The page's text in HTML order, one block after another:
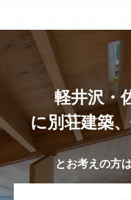
軽井沢・
に別荘建築
とお考えの方